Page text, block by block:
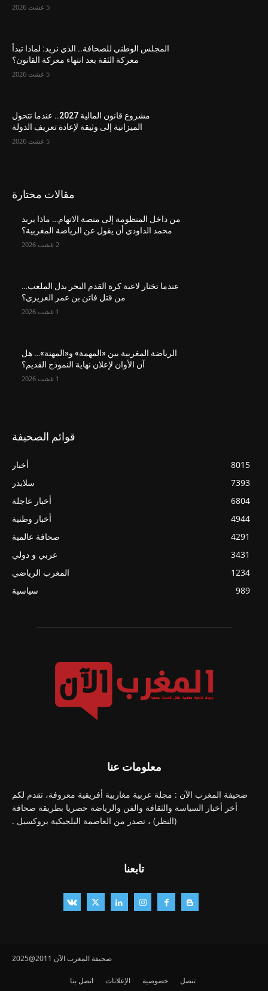
5 غشت 2026
المجلس الوطني للصحافة.. الذي نريد: لماذا تبدأ
معركة الثقة بعد انتهاء معركة القانون؟
5 غشت 2026
مشروع قانون المالية 2027.. عندما تتحول
الميزانية إلى وثيقة لإعادة تعريف الدولة
5 غشت 2026
مقالات مختارة
من داخل المنظومة إلى منصة الاتهام… ماذا يريد
محمد الداودي أن يقول عن الرياضة المغربية؟
2 غشت 2026
عندما تختار لاعبة كرة القدم البحر بدل الملعب…
من قتل فاتن بن عمر العزيزي؟
1 غشت 2026
الرياضة المغربية بين «المهمة» و«المهنة»… هل
آن الأوان لإعلان نهاية النموذج القديم؟
1 غشت 2026
قوائم الصحيفة
أخبار
8015
سلايدر
7393
أخبار عاجلة
6804
أخبار وطنية
4944
صحافة عالمية
4291
عربي و دولي
3431
المغرب الرياضي
1234
سياسية
989
معلومات عنا
صحيفة المغرب الآن : مجلة عربية مغاربية أفريقية معروفة، تقدم لكم
أخر أخبار السياسة والثقافة والفن والرياضة حصريا بطريقة صحافة
(النظر) ، تصدر من العاصمة البلجيكية بروكسيل .
تابعنا
صحيفة المغرب الآن 2011@2025
تنصل خصوصية الإعلانات اتصل بنا